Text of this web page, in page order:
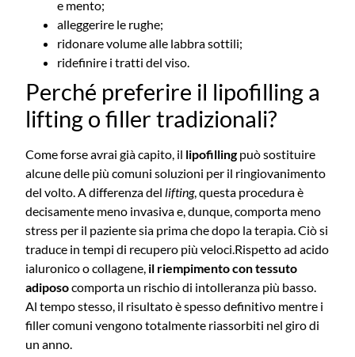
e mento;
alleggerire le rughe;
ridonare volume alle labbra sottili;
ridefinire i tratti del viso.
Perché preferire il lipofilling a
lifting o filler tradizionali?
Come forse avrai già capito, il lipofillingpuò sostituire
alcune delle più comuni soluzioni per il ringiovanimento
del volto.A differenza del lifting, questa procedura è
decisamente meno invasiva e, dunque, comporta meno
stress per il paziente sia prima che dopo la terapia. Ciò si
traduce in tempi di recupero più veloci.Rispetto ad acido
ialuronico o collagene, il riempimento con tessuto
adiposocomporta un rischio di intolleranza più basso.
Al tempo stesso, il risultato è spesso definitivo mentre i
filler comuni vengono totalmente riassorbiti nel giro di
un anno.